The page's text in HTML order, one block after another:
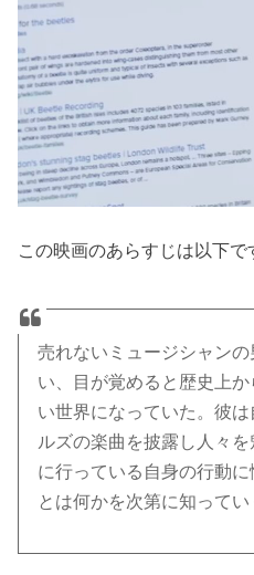
この映画のあらすじは以下で
売れないミュージシャン
い、目が覚めると歴史上
い世界になっていた。彼
ルズの楽曲を披露し人々
に行っている自身の行動
とは何かを次第に知ってい